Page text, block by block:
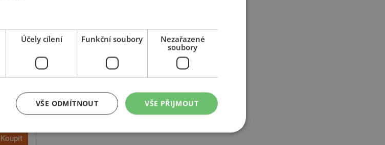
Koupit
Účely cílení Funkční soubory
Nezařazené
soubory
VŠE PŘIJMOUT
VŠE ODMÍTNOUT